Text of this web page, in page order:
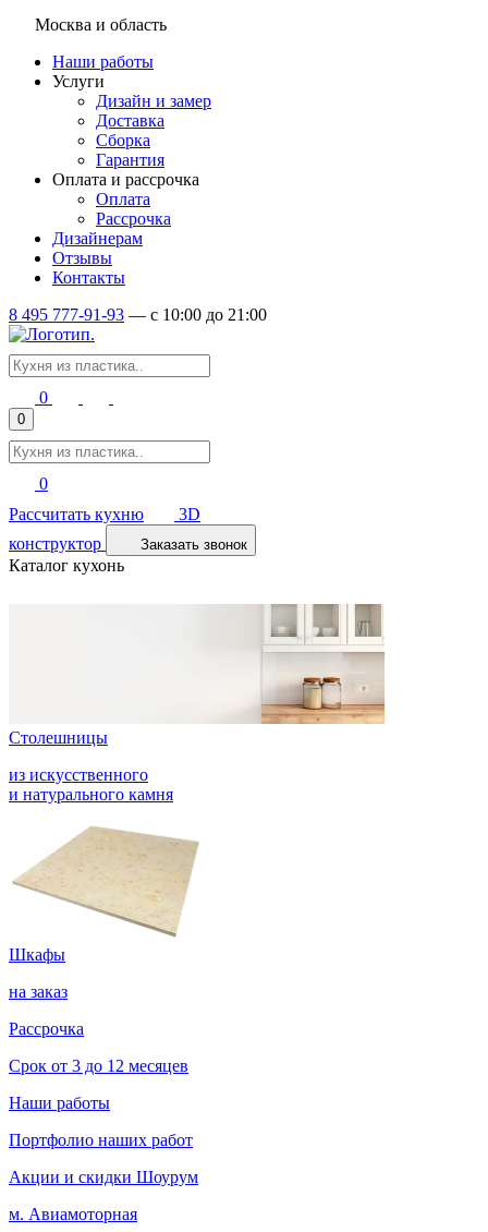
Москва и область
Наши работы
Услуги
Дизайн и замер
Доставка
Сборка
Гарантия
Оплата и рассрочка
Оплата
Рассрочка
Дизайнерам
Отзывы
Контакты
8 495 777-91-93 — c 10:00 до 21:00
0
0
0
Рассчитать кухню
3D
конструктор
Заказать звонок
Каталог кухонь
Столешницы
из искусственного
и натурального камня
Шкафы
на заказ
Рассрочка
Срок от 3 до 12 месяцев
Наши работы
Портфолио наших работ
Акции и скидки Шоурум
м. Авиамоторная